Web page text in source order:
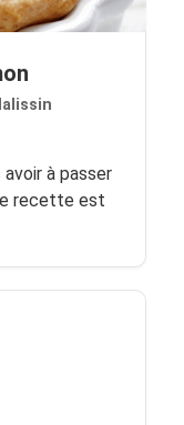
avoir à passer
recette est